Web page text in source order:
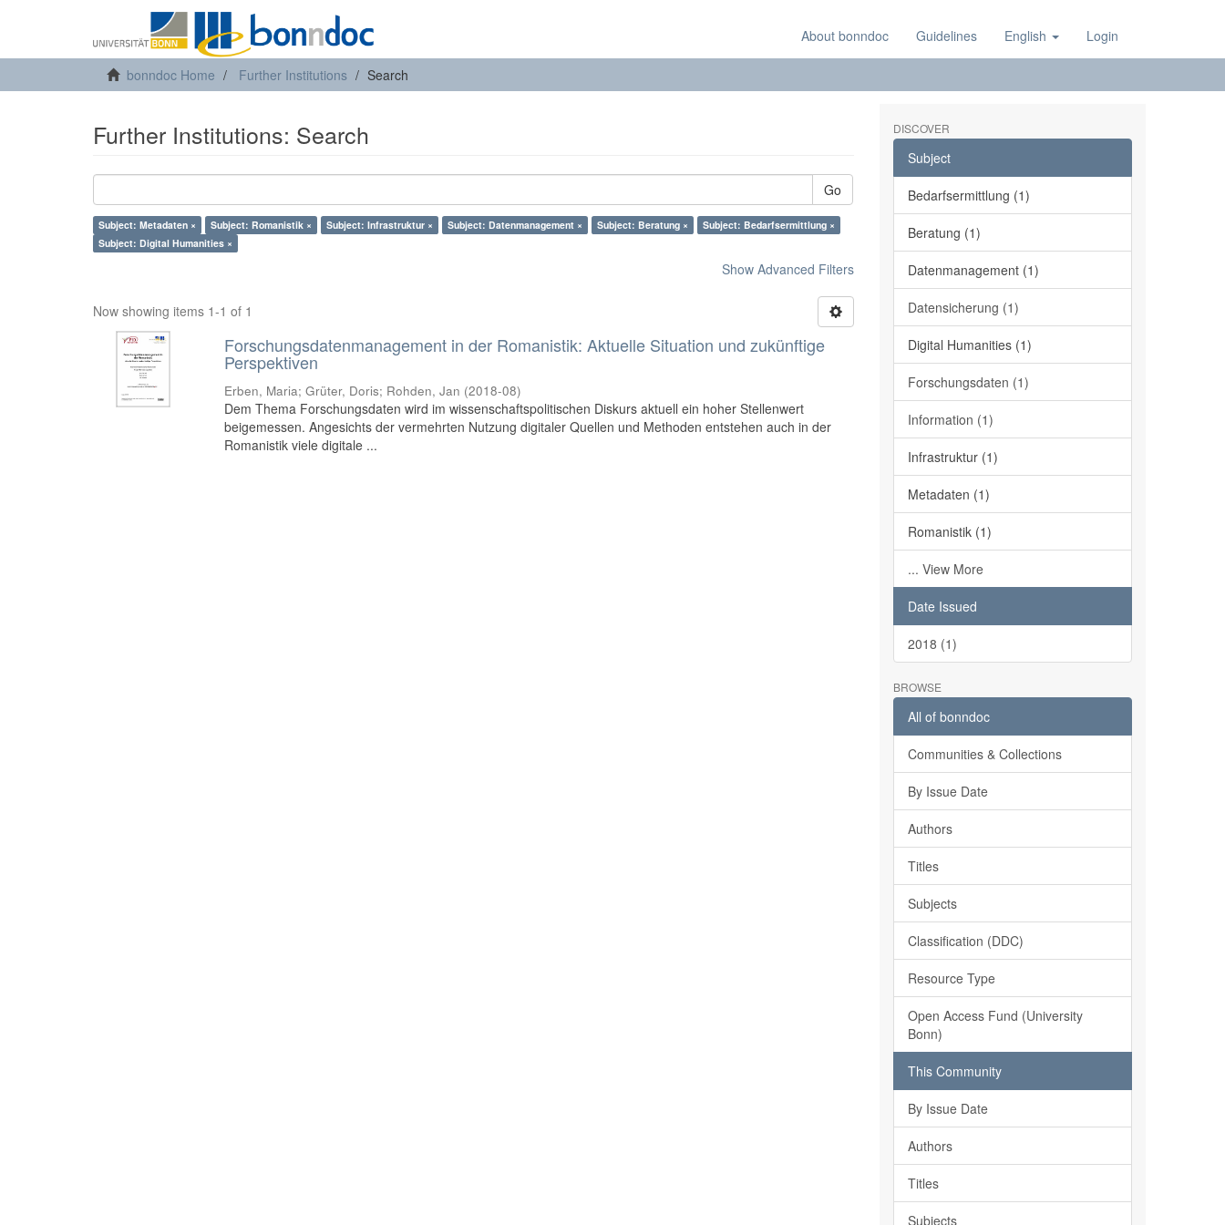
About bonndoc Guidelines English Login
bonndoc Home Further Institutions Search
Further Institutions: Search
Go
Subject: Metadaten × Subject: Romanistik × Subject: Infrastruktur × Subject: Datenmanagement × Subject: Beratung ×
Subject: Bedarfsermittlung ×
Subject: Digital Humanities ×
Show Advanced Filters
Now showing items 1-1 of 1
Forschungsdatenmanagement in der Romanistik: Aktuelle Situation und zukünftige
Perspektiven
Erben, Maria;Grüter, Doris; Rohden, Jan (2018-08)
Dem Thema Forschungsdaten wird im wissenschaftspolitischen Diskurs aktuell ein hoher Stellenwert
beigemessen. Angesichts der vermehrten Nutzung digitaler Quellen und Methoden entstehen auch in der
Romanistik viele digitale ...
DISCOVER
Subject
Bedarfsermittlung (1)
Beratung (1)
Datenmanagement (1)
Datensicherung (1)
Digital Humanities (1)
Forschungsdaten (1)
Information (1)
Infrastruktur (1)
Metadaten (1)
Romanistik (1)
... View More
Date Issued
2018 (1)
BROWSE
All of bonndoc
Communities & Collections
By Issue Date
Authors
Titles
Subjects
Classification (DDC)
Resource Type
Open Access Fund (University
Bonn)
This Community
By Issue Date
Authors
Titles
Subjects